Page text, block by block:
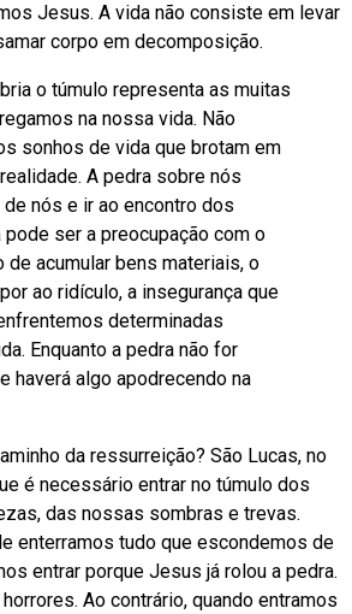
Jesus. A vida não consiste em levar
corpo em decomposição.
o túmulo representa as muitas
na nossa vida. Não
sonhos de vida que brotam em
A pedra sobre nós
nós e ir ao encontro dos
pode ser a preocupação com o
de acumular bens materiais, o
ao ridículo, a insegurança que
determinadas
Enquanto a pedra não for
haverá algo apodrecendo na
da ressurreição? São Lucas, no
é necessário entrar no túmulo dos
das nossas sombras e trevas.
enterramos tudo que escondemos de
entrar porque Jesus já rolou a pedra.
Ao contrário, quando entramos